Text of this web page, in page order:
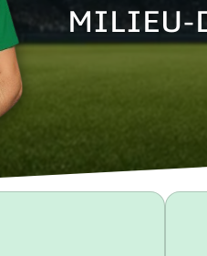
MILIEU-